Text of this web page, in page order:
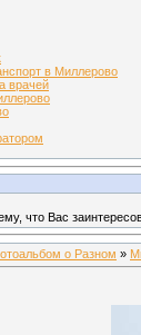
в Миллерово
врачей
что Вас
о Разном »